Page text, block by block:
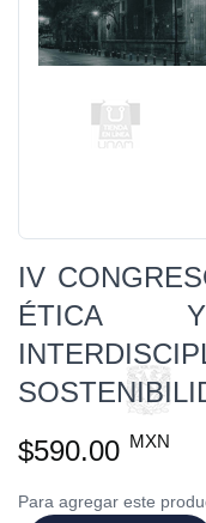
IV
ÉTICA
$590.00 MXN
Para agregar este